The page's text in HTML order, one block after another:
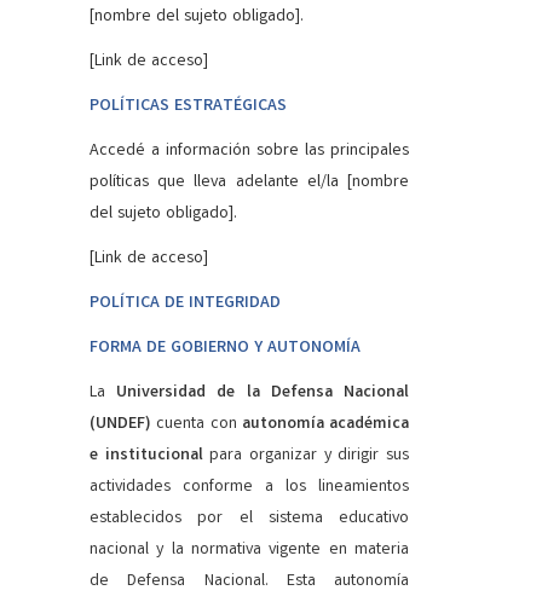
[nombre del sujeto obligado].
[Link de acceso]
POLÍTICAS ESTRATÉGICAS
Accedé a información sobre las principales
políticas que lleva adelante el/la [nombre
del sujeto obligado].
[Link de acceso]
POLÍTICA DE INTEGRIDAD
FORMA DE GOBIERNO Y AUTONOMÍA
La Universidad de la Defensa Nacional
(UNDEF) cuenta con autonomía académica
e institucionalpara organizar y dirigir sus
actividades conforme a los lineamientos
establecidos por el sistema educativo
nacional y la normativa vigente en materia
de Defensa Nacional. Esta autonomía